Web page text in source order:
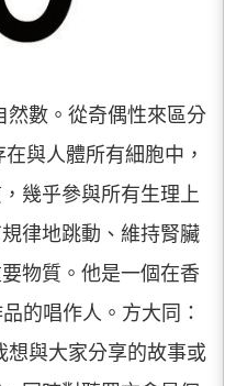
然數。從奇偶性來區分
與人體所有細胞中，
幾乎參與所有生理上
律地跳動、維持腎臟
物質。他是一個在香
的唱作人。方大同：
想與大家分享的故事或